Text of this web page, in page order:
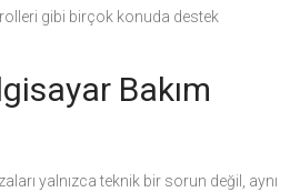
gibi birçok konuda destek
Bakım
yalnızca teknik bir sorun değil, aynı